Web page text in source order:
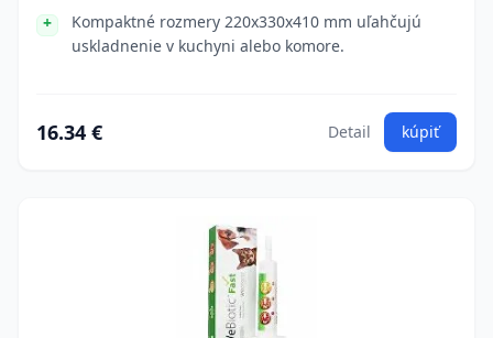
Kompaktné rozmery 220x330x410 mm uľahčujú
uskladnenie v kuchyni alebo komore.
16.34 € Detail kúpiť